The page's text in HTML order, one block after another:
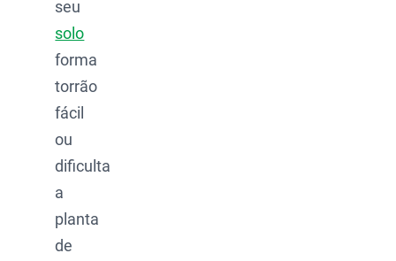
seu
solo
forma
torrão
fácil
ou
dificulta
a
planta
de